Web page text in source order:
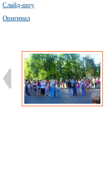
Слайд-шоу
Оригинал